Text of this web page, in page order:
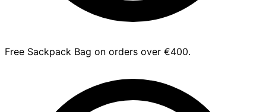
Free Sackpack Bag on orders over €400.